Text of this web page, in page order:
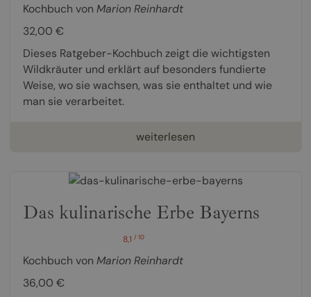
Kochbuch von Marion Reinhardt
32,00 €
Dieses Ratgeber-Kochbuch zeigt die wichtigsten
Wildkräuter und erklärt auf besonders fundierte
Weise, wo sie wachsen, was sie enthaltet und wie
man sie verarbeitet.
weiterlesen
Das kulinarische Erbe Bayerns
8,1/ 10
Kochbuch von Marion Reinhardt
36,00 €